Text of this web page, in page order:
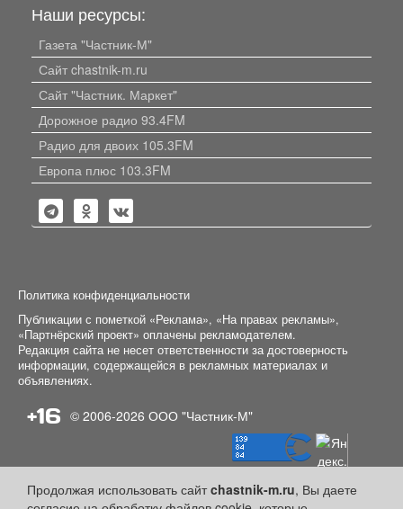
Продолжая использовать сайтchastnik-m.ru, Вы даете
Наши ресурсы:
Газета "Частник-М"
Сайт chastnik-m.ru
Сайт "Частник. Маркет"
Дорожное радио 93.4FM
Радио для двоих 105.3FM
Европа плюс 103.3FM
Политика конфиденциальности
Публикации с пометкой «Реклама», «На правах рекламы»,
«Партнёрский проект» оплачены рекламодателем.
Редакция сайта не несет ответственности за достоверность
информации, содержащейся в рекламных материалах и
объявлениях.
+16 © 2006-2026 ООО "Частник-М"